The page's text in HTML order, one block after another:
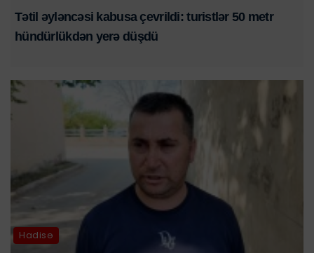
Tətil əyləncəsi kabusa çevrildi: turistlər 50 metr
hündürlükdən yerə düşdü
Hadisə